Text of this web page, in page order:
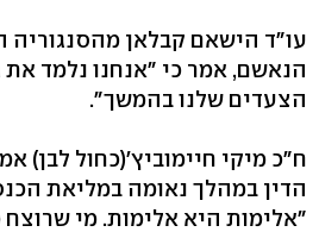
עו"ד הישאם קבלאן מהסנגוריה
הנאשם, אמר כי "אנחנו נלמד את
הצעדים שלנו בהמשך".
ח"כ מיקי חיימוביץ'(כחול לבן)
הדין במהלך נאומה במליאת
"אלימות היא אלימות. מי שרוצח